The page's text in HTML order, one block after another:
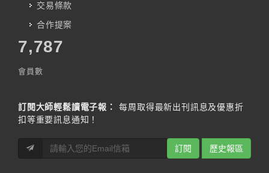
交易條款
合作提案
7,787
會員數
訂閱大師輕鬆讀電子報：
每周取得最新出刊訊息及優惠折
扣等重要訊息通知！
訂閱 歷史報區